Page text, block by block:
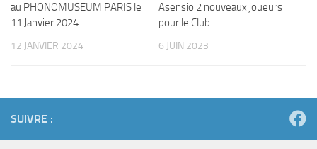
au PHONOMUSEUM PARIS le
11 Janvier 2024
12 JANVIER 2024
Asensio 2 nouveaux joueurs
pour le Club
6 JUIN 2023
SUIVRE :